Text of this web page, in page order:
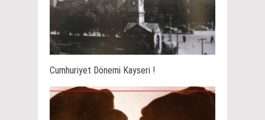
Cumhuriyet Dönemi Kayseri !